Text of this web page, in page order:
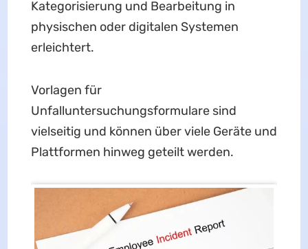
Kategorisierung und Bearbeitung in
physischen oder digitalen Systemen
erleichtert.
Vorlagen für
Unfalluntersuchungsformulare sind
vielseitig und können über viele Geräte und
Plattformen hinweg geteilt werden.